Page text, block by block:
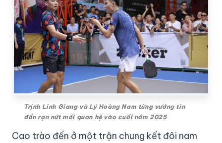
Trịnh Linh Giang và Lý Hoàng Nam từng vướng tin
đồn rạn nứt mối quan hệ vào cuối năm 2025
Cao trào đến ở một trận chung kết đôi nam